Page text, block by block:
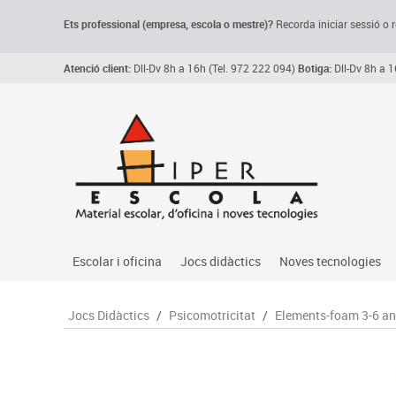
Ets professional (empresa, escolao mestre)? Recorda iniciar sessió o
Atenció client: Dll-Dv 8h a 16h (Tel. 972 222 094)Botiga: Dll-Dv 8h a
Escolar i oficina
Arxiu, carpetes i classificadors
Jocs didàctics
Primeres edats
Noves tecnologies
Audio
Jocs Didàctics / Psicomotricitat / Elements-foam 3-6